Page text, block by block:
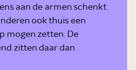
aan de armen schenkt.
ook thuis een
mogen zetten. De
zitten daar dan